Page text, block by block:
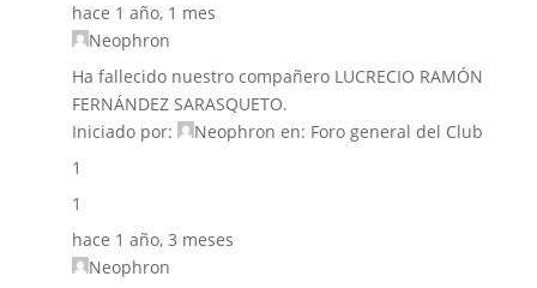
hace 1 año, 1 mes
Neophron
Ha fallecido nuestro compañero LUCRECIO RAMÓN
FERNÁNDEZ SARASQUETO.
Iniciado por:
Neophron en: Foro general del Club
1
1
hace 1 año, 3 meses
Neophron